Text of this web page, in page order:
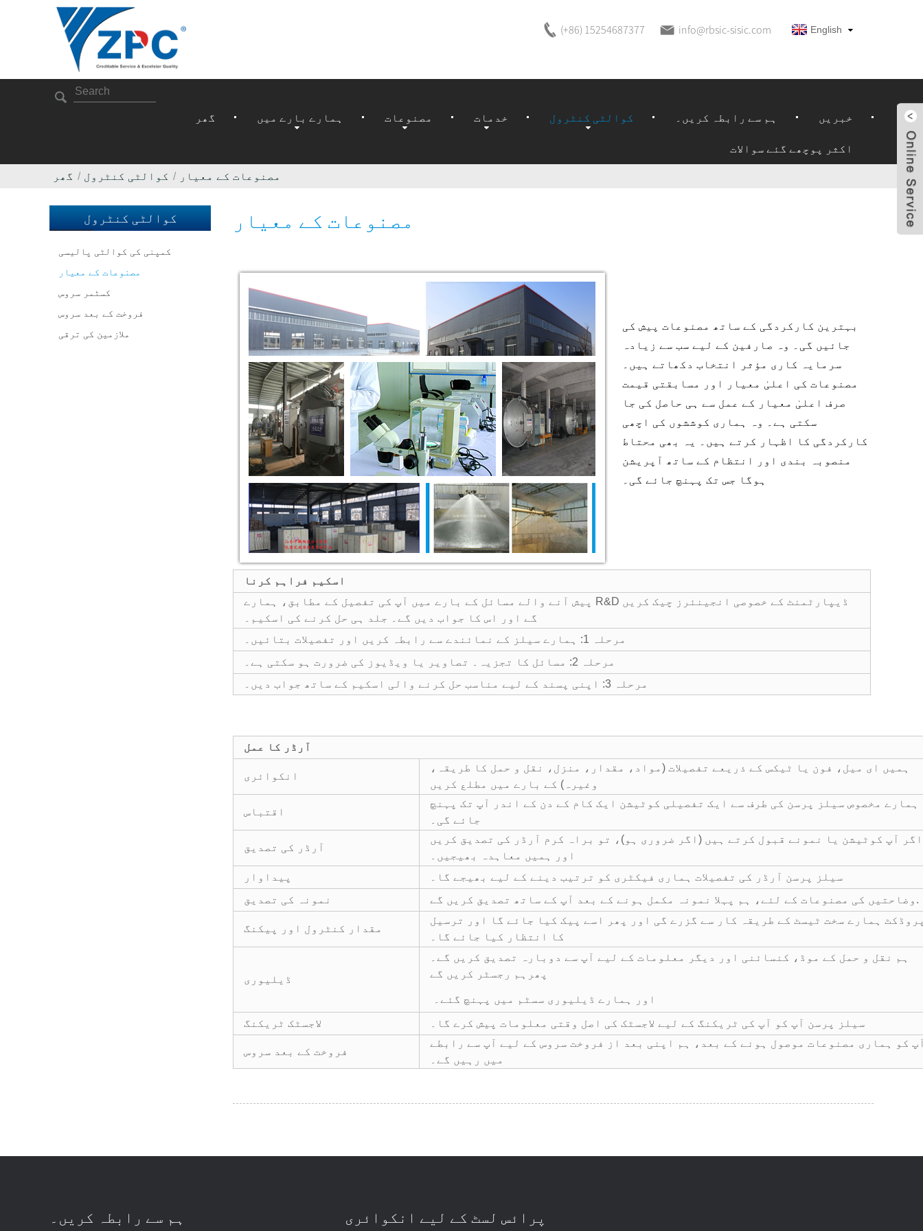
(+86) 15254687377 info@rbsic-sisic.com English
گھر ہمارے بارے میں مصنوعات خدمات کوالٹی کنٹرول ہم سے رابطہ کریں۔ خبریں
اکثر پوچھے گئے سوالات
گھر کوالٹی کنٹرول مصنوعات کے معیار
کوالٹی کنٹرول
کمپنی کی کوالٹی پالیسی
مصنوعات کے معیار
کسٹمر سروس
فروخت کے بعد سروس
ملازمین کی ترقی
مصنوعات کے معیار
بہترین کارکردگی کے ساتھ مصنوعات پیش کی
جائیں گی۔ وہ صارفین کے لیے سب سے زیادہ
سرمایہ کاری مؤثر انتخاب دکھاتے ہیں۔
مصنوعات کی اعلیٰ معیار اور مسابقتی قیمت
صرف اعلیٰ معیار کے عمل سے ہی حاصل کی جا
سکتی ہے۔ وہ ہماری کوششوں کی اچھی
کارکردگی کا اظہار کرتے ہیں۔ یہ بھی محتاط
منصوبہ بندی اور انتظام کے ساتھ آپریشن
ہوگا جس تک پہنچ جائے گی۔
اسکیم فراہم کرنا
پیش آنے والے مسائل کے بارے میں آپ کی تفصیل کے مطابق، ہمارے R&D ڈیپارٹمنٹ کے خصوصی انجینئرز چیک کریں
گے اور اس کا جواب دیں گے۔
جلد ہی حل کرنے کی اسکیم۔
مرحلہ 1: ہمارے سیلز کے نمائندے سے رابطہ کریں اور تفصیلات بتائیں۔
مرحلہ 2: مسائل کا تجزیہ۔ تصاویر یا ویڈیوز کی ضرورت ہو سکتی ہے۔
مرحلہ 3: اپنی پسند کے لیے مناسب حل کرنے والی اسکیم کے ساتھ جواب دیں۔
آرڈر کا عمل
انکوائری
ہمیں ای میل، فون یا ٹیکس کے ذریعے تفصیلات (مواد، مقدار، منزل، نقل و حمل کا طریقہ،
وغیرہ) کے بارے میں مطلع کریں
اقتباس
ہمارے مخصوص سیلز پرسن کی طرف سے ایک تفصیلی کوٹیشن ایک کام کے دن کے اندر آپ تک پہنچ
جائے گی۔
آرڈر کی تصدیق
اگر آپ کوٹیشن یا نمونے قبول کرتے ہیں (اگر ضروری ہو)، تو براہ کرم آرڈر کی تصدیق کریں
اور ہمیں معاہدہ بھیجیں۔
پیداوار
سیلز پرسن آرڈر کی تفصیلات ہماری فیکٹری کو ترتیب دینے کے لیے بھیجے گا۔
نمونہ کی تصدیق
وضاحتیں کی مصنوعات کے لئے، ہم پہلا نمونہ مکمل ہونے کے بعد آپ کے ساتھ تصدیق کریں گے.
مقدار کنٹرول اور پیکنگ
ہمارے سخت ٹیسٹ کے طریقہ کار سے گزرے گی اور پھر اسے پیک کیا جائے گا اور ترسیل
کا انتظار کیا جائے گا۔
ڈیلیوری
ہم نقل و حمل کے موڈ، کنسائنی اور دیگر معلومات کے لیے آپ سے دوبارہ تصدیق کریں گے۔
پھر
ہم رجسٹر کریں گے
اور ہمارے ڈیلیوری سسٹم میں پہنچ گئے۔
لاجسٹک ٹریکنگ سیلز پرسن آپ کو آپ کی ٹریکنگ کے لیے لاجسٹک کی اصل وقتی معلومات پیش کرے گا۔
فروخت کے بعد سروس
کو ہماری مصنوعات موصول ہونے کے بعد، ہم اپنی بعد از فروخت سروس کے لیے آپ سے رابطے
میں رہیں گے۔
پرائس لسٹ کے لیے انکوائری ہم سے رابطہ کریں۔